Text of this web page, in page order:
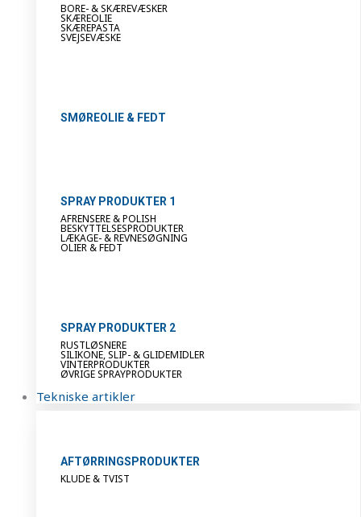
BORE- & SKÆREVÆSKER
SKÆREOLIE
SKÆREPASTA
SVEJSEVÆSKE
SMØREOLIE & FEDT
SPRAY PRODUKTER 1
AFRENSERE & POLISH
BESKYTTELSESPRODUKTER
LÆKAGE- & REVNESØGNING
OLIER & FEDT
SPRAY PRODUKTER 2
RUSTLØSNERE
SILIKONE, SLIP- & GLIDEMIDLER
VINTERPRODUKTER
ØVRIGE SPRAYPRODUKTER
Tekniske artikler
AFTØRRINGSPRODUKTER
KLUDE & TVIST